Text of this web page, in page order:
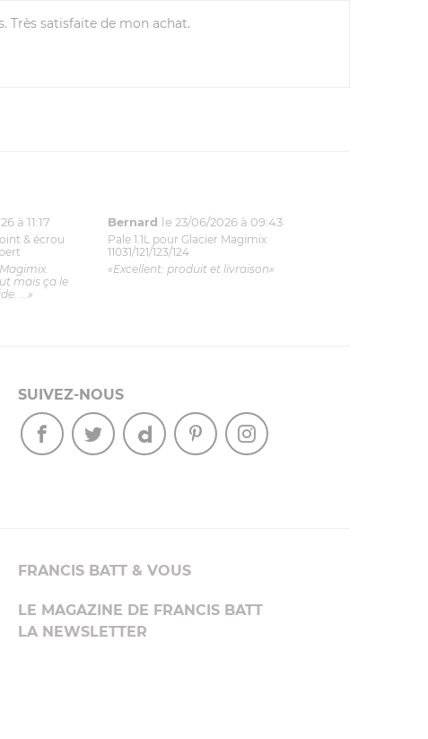
Très satisfaite de mon achat.
à 11:17
& écrou
mais ça le
...»
Bernard le 23/06/2026 à 09:43
Pale 1.1L pour Glacier Magimix
11031/121/123/124
«Excellent: produit et livraison»
SUIVEZ-NOUS
FRANCIS BATT & VOUS
LE MAGAZINE DE FRANCIS BATT
LA NEWSLETTER